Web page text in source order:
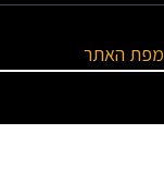
מפת האתר